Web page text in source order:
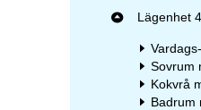
Lägenhet
Sovrum
Kokvrå
Badrum